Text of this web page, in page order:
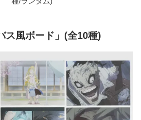
ス風ボード」(全10種)